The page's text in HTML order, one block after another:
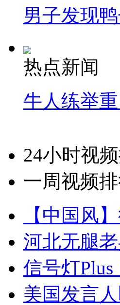
男子发现
热点新闻
牛人练举
24小时视
一周视频
【中国风
河北无腿
信号灯
美国发言